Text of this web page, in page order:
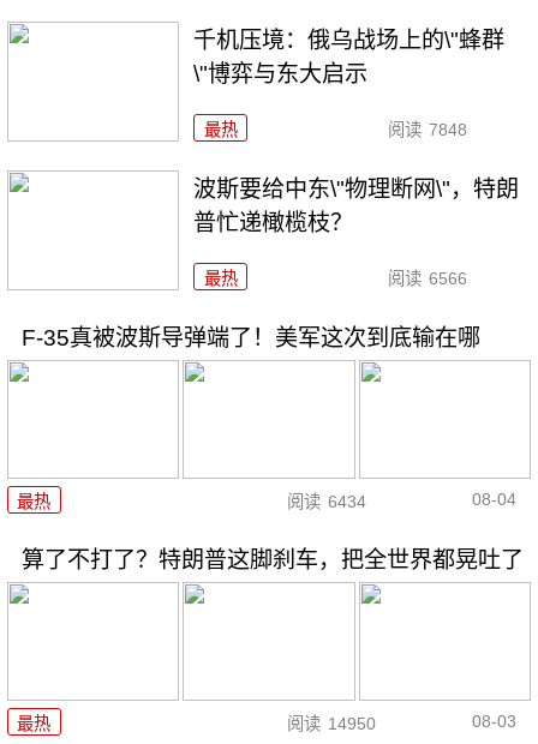
千机压境：俄乌战场上的\"蜂群
\"博弈与东大启示
最热 阅读 7848
波斯要给中东\"物理断网\"，特朗
普忙递橄榄枝？
最热 阅读 6566
F-35真被波斯导弹端了！美军这次到底输在哪
最热 阅读 6434 08-04
算了不打了？特朗普这脚刹车，把全世界都晃吐了
最热 阅读 14950 08-03